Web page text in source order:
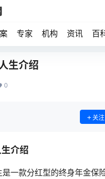
专家 机构 资讯 百
生介绍
0
关注
介绍
一款分红型的终身年金保